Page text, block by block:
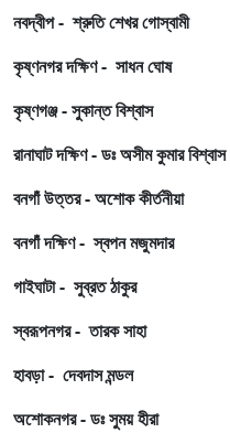
নবদ্বীপ - শ্রুতি শেখর গোস্বামী
কৃষ্ণনগর দক্ষিণ - সাধন ঘোষ
কৃষ্ণগঞ্জ - সুকান্ত বিশ্বাস
রানাঘাট দক্ষিণ - ডঃ অসীম কুমার বিশ্বাস
বনগাঁ উত্তর - অশোক কীর্তনীয়া
বনগাঁ দক্ষিণ - স্বপন মজুমদার
গাইঘাটা - সুব্রত ঠাকুর
স্বরূপনগর - তারক সাহা
হাবড়া - দেবদাস মন্ডল
অশোকনগর - ডঃ সুময় হীরা